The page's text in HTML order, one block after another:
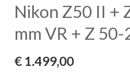
Nikon Z50 II +
mm VR + Z 50-
€ 1.499,00